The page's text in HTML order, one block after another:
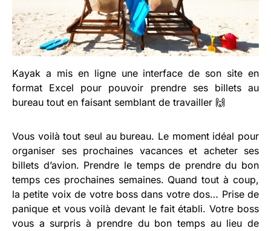
Kayak a mis en ligne une interface de son site en
format Excel pour pouvoir prendre ses billets au
bureau tout en faisant semblant de travailler 🙌
Vous voilà tout seul au bureau. Le moment idéal pour
organiser ses prochaines vacances et acheter ses
billets d’avion. Prendre le temps de prendre du bon
temps ces prochaines semaines. Quand tout à coup,
la petite voix de votre boss dans votre dos… Prise de
panique et vous voilà devant le fait établi. Votre boss
vous a surpris à prendre du bon temps au lieu de